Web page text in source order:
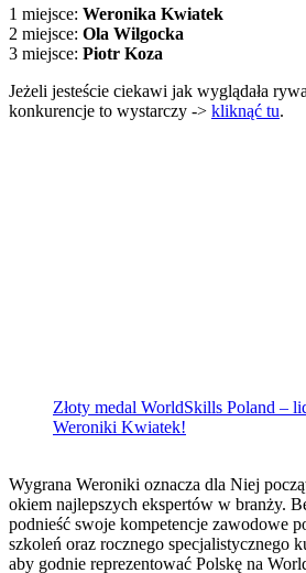
1 miejsce: Weronika Kwiatek
2 miejsce: Ola Wilgocka
3 miejsce: Piotr Koza
Jeżeli jesteście ciekawi jak wyglądała
konkurencje to wystarczy -> kliknąć tu.
Złoty medal WorldSkills Poland –
Weroniki Kwiatek!
Wygrana Weroniki oznacza dla Niej
okiem najlepszych ekspertów w branży.
podnieść swoje kompetencje zawodowe
szkoleń oraz rocznego specjalistycznego
aby godnie reprezentować Polskę na